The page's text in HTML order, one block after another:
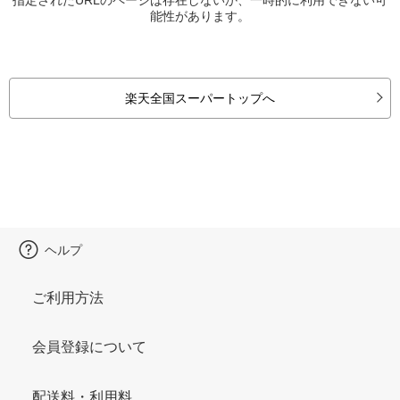
能性があります。
楽天全国スーパートップへ
ヘルプ
ご利用方法
会員登録について
配送料・利用料